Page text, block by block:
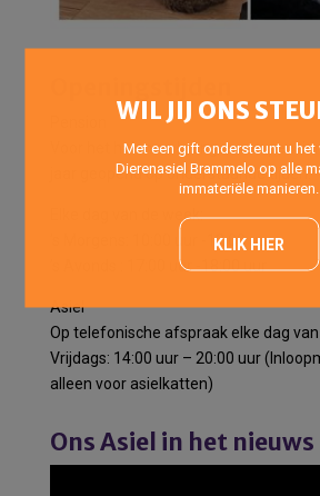
Voor het halen en brengen van
jaar geopend op onderstaande tijden:
Elke dag van de week:
’s Morgens: 10:00 uur -12:00 uur
’s Avonds : 17:00 uur -18:00 uur
Asiel
Op telefonische afspraak elke dag
Vrijdags: 14:00 uur – 20:00 uur
alleen voor asielkatten)
Ons Asiel in het nieuws
WIL JIJ ONS
Met een gift ondersteunt u het
Dierenasiel Brammelo op alle
immateriële manieren.
KLIK HIER